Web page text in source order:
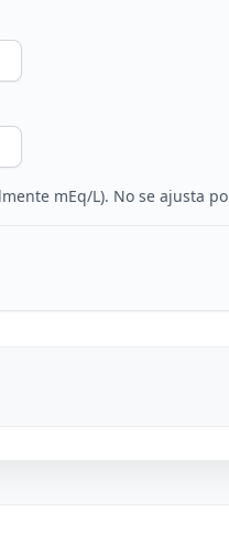
mEq/L). No se ajusta